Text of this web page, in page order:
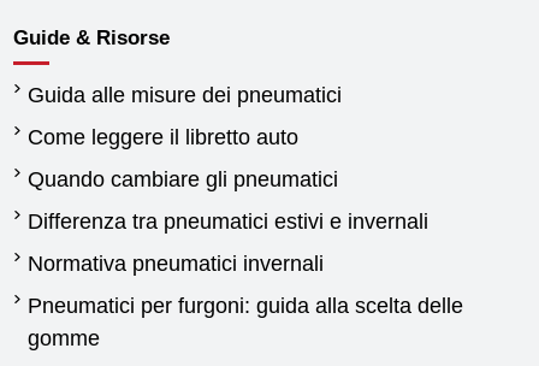
Guide & Risorse
Guida alle misure dei pneumatici
Come leggere il libretto auto
Quando cambiare gli pneumatici
Differenza tra pneumatici estivi e invernali
Normativa pneumatici invernali
Pneumatici per furgoni: guida alla scelta delle
gomme